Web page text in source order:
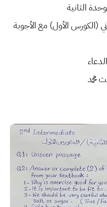
الثانية
(الكورس الأول) مع الأجوبة
محمد